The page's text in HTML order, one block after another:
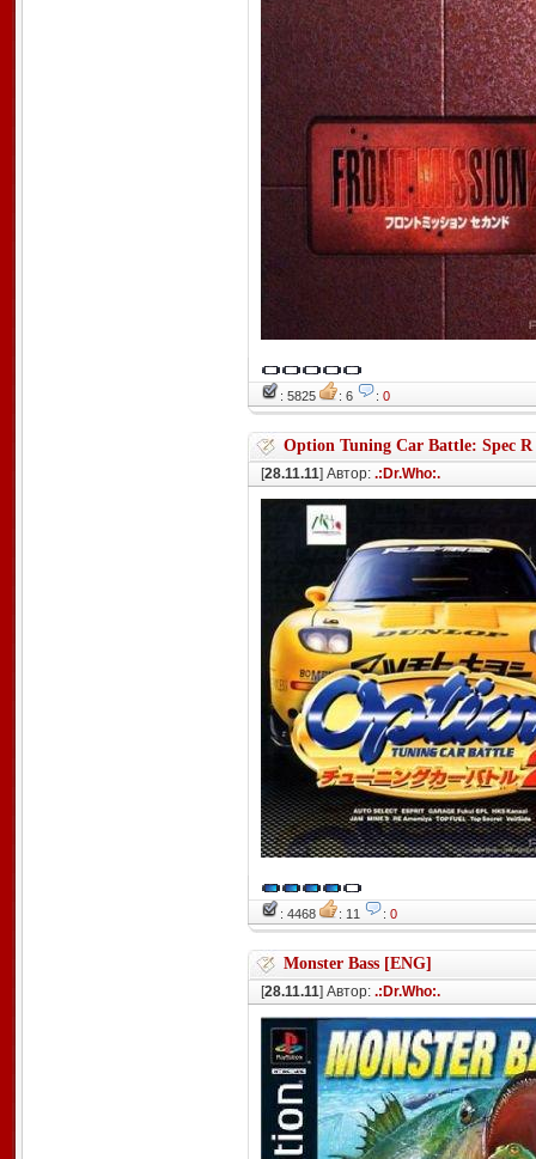
: 5825 : 6 : 0
Option Tuning Car Battle: Spec
[28.11.11] Автор: .:Dr.Who:.
: 4468 : 11 : 0
Monster Bass [ENG]
[28.11.11] Автор: .:Dr.Who:.